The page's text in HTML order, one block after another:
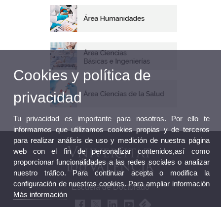
Escuela de Doctorado
Cookies y política de
privacidad
Tu privacidad es importante para nosotros. Por ello te
informamos que utilizamos cookies propias y de terceros
para realizar análisis de uso y medición de nuestra página
web con el fin de personalizar contenidos,así como
proporcionar funcionalidades a las redes sociales o analizar
nuestro tráfico. Para continuar acepta o modifica la
configuración de nuestras cookies. Para ampliar información
Más información